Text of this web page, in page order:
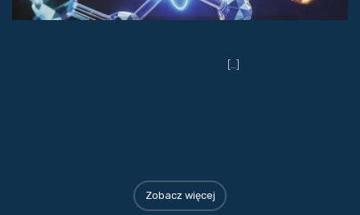
[…]
Zobacz więcej